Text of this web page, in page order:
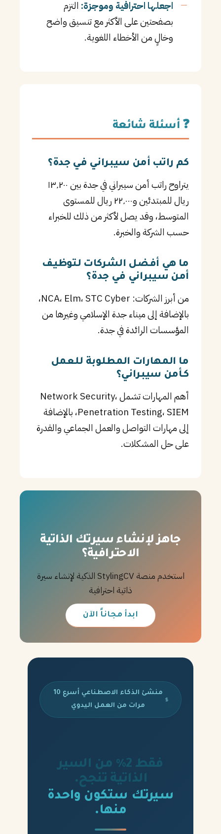
اجعلها احترافية وموجزة: التزم
بصفحتين على الأكثر مع تنسيق واضح
وخالٍ من الأخطاء اللغوية.
❓ أسئلة شائعة
كم راتب أمن سيبراني في جدة؟
يتراوح راتب أمن سيبراني في جدة بين ١٣٬٢٠٠
ريال للمبتدئين و٢٢٬٠٠٠ ريال للمستوى
المتوسط، وقد يصل لأكثر من ذلك للخبراء
حسب الشركة والخبرة.
ما هي أفضل الشركات لتوظيف
أمن سيبراني في جدة؟
من أبرز الشركات: NCA، Elm، STC Cyber،
بالإضافة إلى ميناء جدة الإسلامي وغيرها من
المؤسسات الرائدة في جدة.
ما المهارات المطلوبة للعمل
كـأمن سيبراني؟
أهم المهارات تشمل Network Security،
Penetration Testing، SIEM، بالإضافة
إلى مهارات التواصل والعمل الجماعي والقدرة
على حل المشكلات.
جاهز لإنشاء سيرتك الذاتية
الاحترافية؟
استخدم منصة StylingCV الذكية لإنشاء سيرة
ذاتية احترافية
ابدأ مجاناً الآن
منشئ الذكاء الاصطناعي أسرع 10
مرات من العمل اليدوي
فقط 2% من السير
الذاتية تنجح.
سيرتك ستكون واحدة
منها.